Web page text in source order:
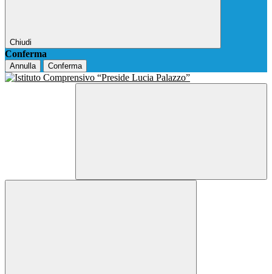
Chiudi
Conferma
Annulla Conferma